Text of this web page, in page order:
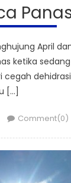
April
ketika
cegah
[…]
Comment(0)